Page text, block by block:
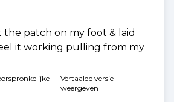
the patch on my foot & laid
it working pulling from my
Vertaalde versie
weergeven